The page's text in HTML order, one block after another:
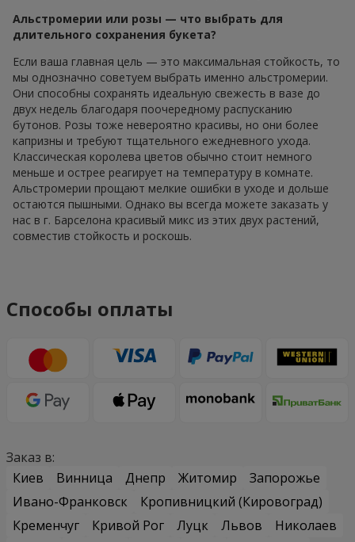
Альстромерии или розы — что выбрать для
длительного сохранения букета?
Если ваша главная цель — это максимальная стойкость, то
мы однозначно советуем выбрать именно альстромерии.
Они способны сохранять идеальную свежесть в вазе до
двух недель благодаря поочередному распусканию
бутонов. Розы тоже невероятно красивы, но они более
капризны и требуют тщательного ежедневного ухода.
Классическая королева цветов обычно стоит немного
меньше и острее реагирует на температуру в комнате.
Альстромерии прощают мелкие ошибки в уходе и дольше
остаются пышными. Однако вы всегда можете заказать у
нас в г. Барселона красивый микс из этих двух растений,
совместив стойкость и роскошь.
Способы оплаты
Заказ в:
Киев
Винница Днепр Житомир
Запорожье
Ивано-Франковск
Кропивницкий (Кировоград)
Кременчуг
Кривой Рог Луцк Львов
Николаев